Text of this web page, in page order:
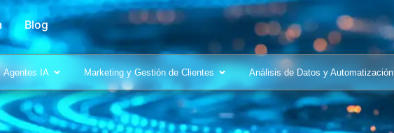
Blog
Agentes IA Marketing y Gestión de Clientes Análisis de Datos y Automatización